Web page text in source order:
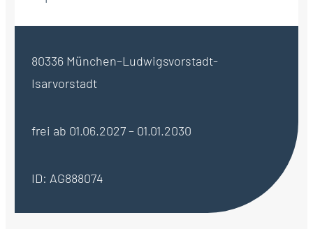
80336 München–Ludwigsvorstadt-
Isarvorstadt
frei ab 01.06.2027 – 01.01.2030
ID: AG888074